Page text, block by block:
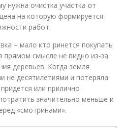
нужна очистка участка от
на которую формируется
работ.
– мало кто ринется покупать
прямом смысле не видно из-за
деревьев. Когда земля
не десятилетиями и потеряла
или прилично
значительно меньше и
«смотринами».